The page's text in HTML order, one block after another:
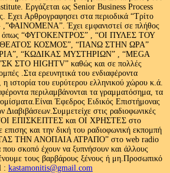
Εργάζεται ως Senior Business Process
Εχει Αρθρογραφησει στα περιοδικά “Τρίτο
,”ΦΑΙΝΟΜΕΝΑ”. Έχει εμφανιστεί σε πλήθος
όπως “ΦΥΓΟΚΕΝΤΡΟΣ” , “ΟΙ ΠΥΛΕΣ ΤΟΥ
ΚΟΣΜΟΣ”, “ΠΑΝΩ ΣΤΗΝ ΩΡΑ”
“ΚΩΔΙΚΑΣ ΜΥΣΤΗΡΙΩΝ” , “MEGA
ΣΤΟ HIGHTV” καθώς και σε πολλές
.Στα ερευνητικά του ενδιαφέροντα
ιστορία του ευρύτερου ελληνικού χώρου κ.ά.
περιλαμβάνονται τα γραμματόσημα, τα
Έφεδρος Ειδικός Επιστήμονας
στις ραδιοφωνικές
ΕΠΙΣΚΕΠΤΕΣ και ΟΙ ΧΡΗΣΤΕΣ στο
και την δική του ραδιοφωνική εκπομπή
ΤΗΝ ΑΝΟΠΑΙΑ ΑΤΡΑΠΟ” στο web radio
σκοπό έχουν να ξυπνήσουν και άλλους
τους βαρβάρους ξένους ή μη.Προσωπικό
: kastamonitis@gmail.com